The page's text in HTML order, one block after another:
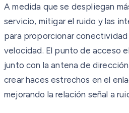
A medida que se despliegan
servicio, mitigar el ruido y las
para proporcionar
velocidad. El punto de acceso
junto con la antena de
crear haces estrechos en el
mejorando la relación señal a